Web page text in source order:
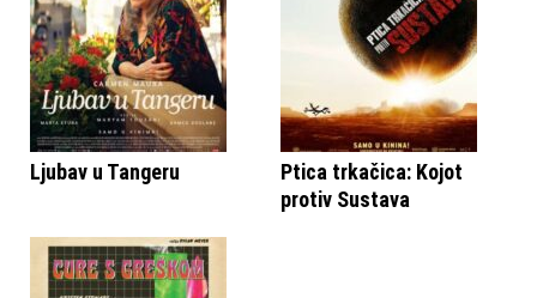
Ljubav u Tangeru
Ptica trkačica: Kojot
protiv Sustava